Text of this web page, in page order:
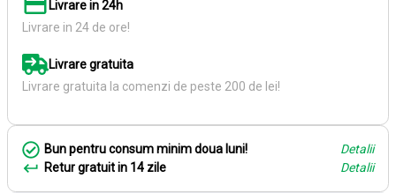
Livrare in 24h
Livrare in 24 de ore!
Livrare gratuita
Livrare gratuita la comenzi de peste 200 de lei!
Bun pentru consum minim doua luni!
Detalii
Retur gratuit in 14 zile
Detalii